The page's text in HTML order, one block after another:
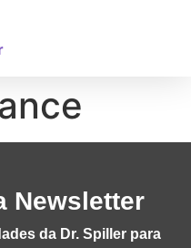
Newsletter
da Dr. Spiller para